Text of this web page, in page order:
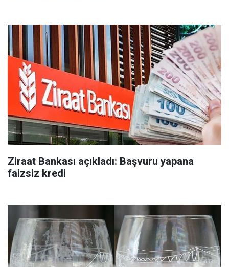
Ziraat Bankası açıkladı: Başvuru yapana
faizsiz kredi